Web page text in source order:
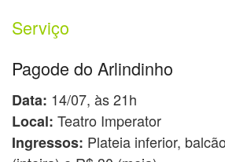
Serviço
Pagode do Arlindinho
Data: 14/07, às 21h
Local: Teatro Imperator
Ingressos: Plateia inferior,